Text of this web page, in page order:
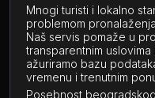
Mnogi turisti i lokalno
problemom
Naš servis pomaže u
transparentnim
ažuriramo bazu
vremenu i trenutnim
Posebnost